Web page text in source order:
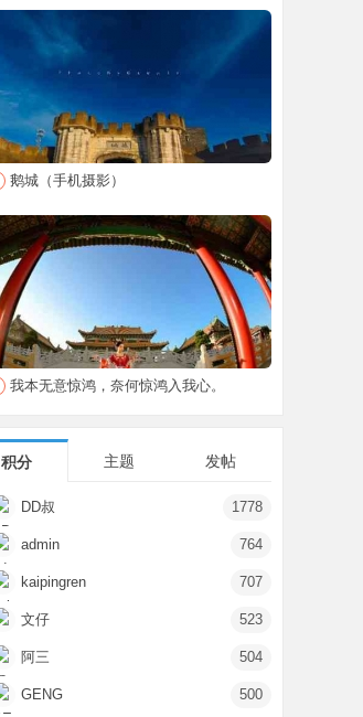
鹅城（手机摄影）
我本无意惊鸿，奈何惊鸿入我心。
积分 主题 发帖
1778
DD叔
764
admin
707
kaipingren
523
文仔
504
阿三
500
GENG